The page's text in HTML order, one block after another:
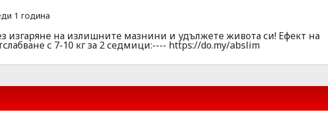
1 година
изгаряне на излишните мазнини и удължете живота си! Ефект на
с 7-10 кг за 2 седмици:---- https://do.my/abslim